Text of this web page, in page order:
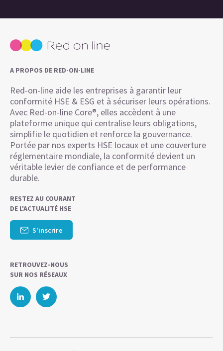
A PROPOS DE RED-ON-LINE
Red-on-line aide les entreprises à garantir leur
conformité HSE & ESG et à sécuriser leurs opérations.
Avec Red-on-line Core®, elles accèdent à une
plateforme unique qui centralise leurs obligations,
simplifie le quotidien et renforce la gouvernance.
Portée par nos experts HSE locaux et une couverture
réglementaire mondiale, la conformité devient un
véritable levier de confiance et de performance
durable.
RESTEZ AU COURANT
DE L'ACTUALITÉ HSE
S'inscrire
RETROUVEZ-NOUS
SUR NOS RÉSEAUX